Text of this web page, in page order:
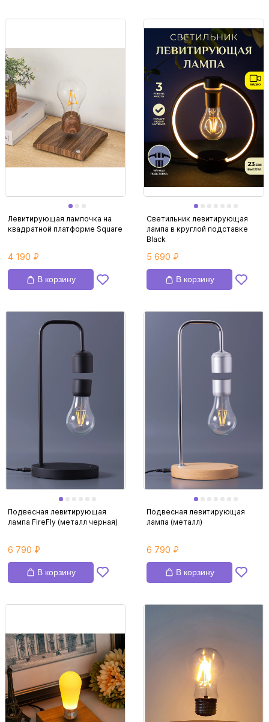
Левитирующая лампочка на
квадратной платформе Square
4 190 ₽
В корзину
Светильник левитирующая
лампа в круглой подставке
Black
5 690 ₽
В корзину
Подвесная левитирующая
лампа FireFly (металл черная)
6 790 ₽
В корзину
Подвесная левитирующая
лампа (металл)
6 790 ₽
В корзину